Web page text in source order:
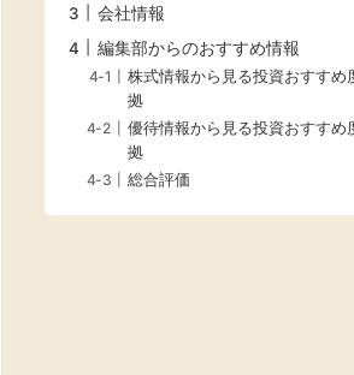
会社情報
編集部からのおすすめ情報
株式情報から見る投資おすすめ
拠
優待情報から見る投資おすすめ
拠
総合評価